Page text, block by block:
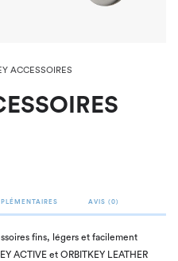
ACCESSOIRES
AVIS (0)
fins, légers et facilement
ACTIVE et ORBITKEY LEATHER